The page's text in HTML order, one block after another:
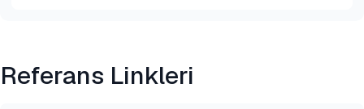
@misc{dilmegani2026,
Referans Linkleri